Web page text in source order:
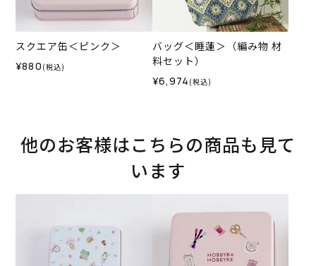
スクエア缶＜ピンク＞
¥880 (税込)
バッグ＜睡蓮＞（編み物 材
料セット）
¥6,974 (税込)
他のお客様はこちらの商品も見て
います